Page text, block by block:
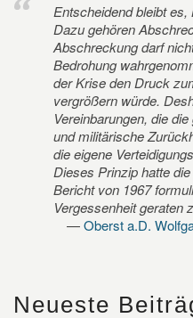
Entscheidend bleibt
Dazu gehören
Abschreckung darf
Bedrohung
der Krise den Druck
vergrößern würde.
Vereinbarungen, die
und militärische
die eigene
Dieses Prinzip hatte
Bericht von 1967
Vergessenheit geraten
Oberst a.D.
Neueste